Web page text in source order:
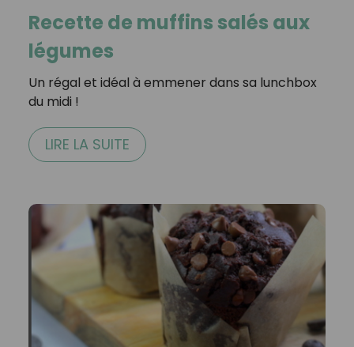
Recette de muffins salés aux
légumes
Un régal et idéal à emmener dans sa lunchbox
du midi !⁣⁣
LIRE LA SUITE